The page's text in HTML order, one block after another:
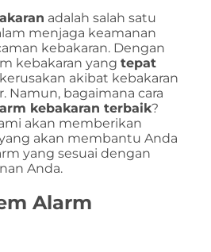
adalah salah satu
menjaga keamanan
kebakaran. Dengan
kebakaran yang tepat
akibat kebakaran
Namun, bagaimana cara
kebakaran terbaik?
akan memberikan
akan membantu Anda
yang sesuai dengan
Anda.
Alarm